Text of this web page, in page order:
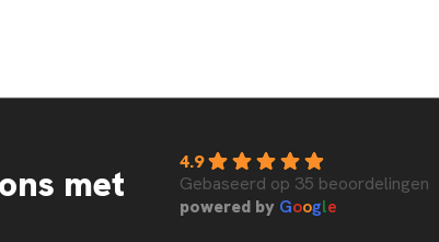
met
4.9
Gebaseerd op 35 beoordelingen
powered by Google